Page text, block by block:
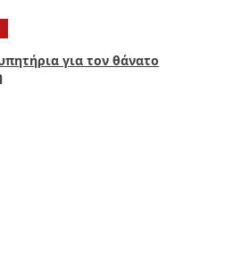
για τον θάνατο